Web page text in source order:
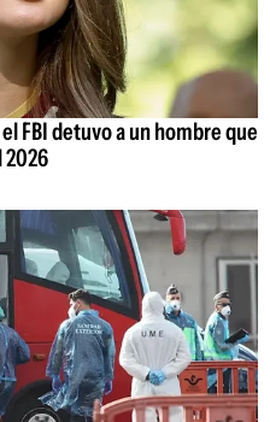
FBI detuvo a un hombre que
2026